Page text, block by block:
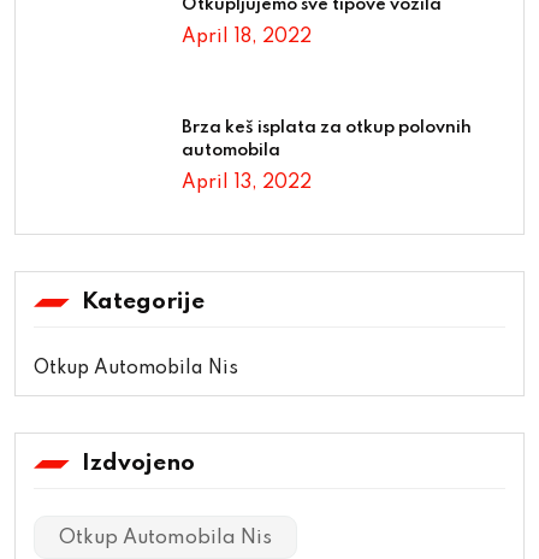
Otkupljujemo sve tipove vozila
April 18, 2022
Brza keš isplata za otkup polovnih
automobila
April 13, 2022
Kategorije
Otkup Automobila Nis
Izdvojeno
Otkup Automobila Nis